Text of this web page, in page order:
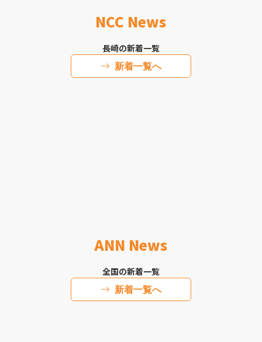
NCC News
長崎の新着一覧
新着一覧へ
ANN News
全国の新着一覧
新着一覧へ